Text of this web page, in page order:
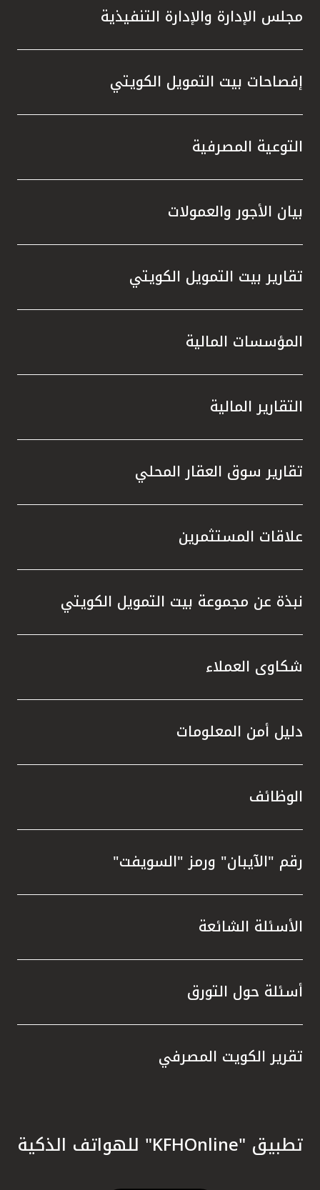
مجلس الإدارة والإدارة التنفيذية
إفصاحات بيت التمويل الكويتي
التوعية المصرفية
بيان الأجور والعمولات
تقارير بيت التمويل الكويتي
المؤسسات المالية
التقارير المالية
تقارير سوق العقار المحلي
علاقات المستثمرين
نبذة عن مجموعة بيت التمويل الكويتي
شكاوى العملاء
دليل أمن المعلومات
الوظائف
رقم "الآيبان" ورمز "السويفت"
الأسئلة الشائعة
أسئلة حول التورق
تقرير الكويت المصرفي
تطبيق "KFHOnline" للهواتف الذكية